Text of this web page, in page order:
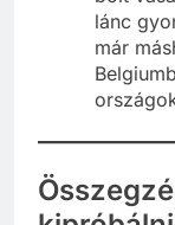
lánc
már